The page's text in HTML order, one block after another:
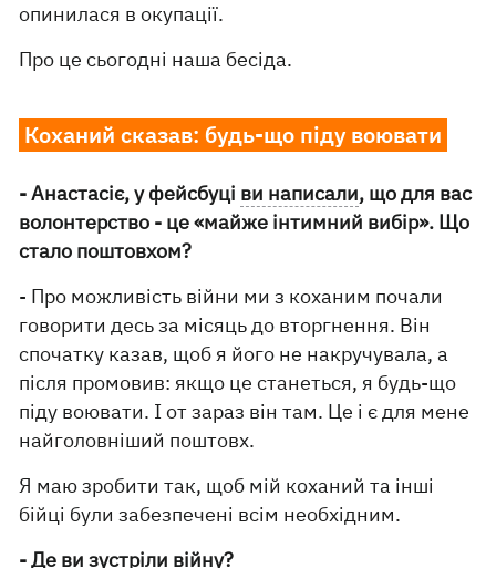
опинилася в окупації.
Про це сьогодні наша бесіда.
Коханий сказав: будь-що піду воювати
- Анастасіє, у фейсбуці ви написали, що для вас
волонтерство - це «майже інтимний вибір». Що
стало поштовхом?
- Про можливість війни ми з коханим почали
говорити десь за місяць до вторгнення. Він
спочатку казав, щоб я його не накручувала, а
після промовив: якщо це станеться, я будь-що
піду воювати. І от зараз він там. Це і є для мене
найголовніший поштовх.
Я маю зробити так, щоб мій коханий та інші
бійці були забезпечені всім необхідним.
- Де ви зустріли війну?